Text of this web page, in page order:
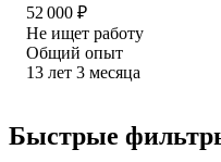
52 000 ₽
Не ищет работу
Общий опыт
13 лет 3 месяца
Быстрые